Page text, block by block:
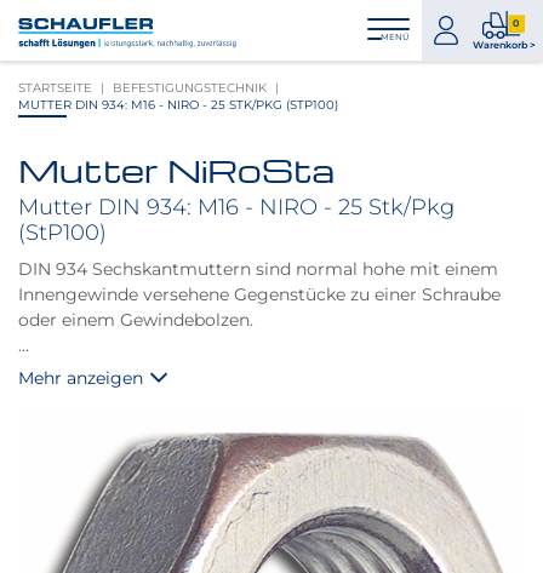
Inhalt
Hauptnavigation
Footernavigation
Logo
Schaufler
verlinkt
zur
MENÜ
zum
Konto
0
Warenkorb >
0
STARTSEITE
BEFESTIGUNGSTECHNIK
MUTTER DIN 934: M16 - NIRO - 25 STK/PKG (STP100)
Produktbilder
Mutter NiRoSta
Mutter DIN 934: M16 - NIRO - 25 Stk/Pkg
(StP100)
DIN 934 Sechskantmuttern sind normal hohe mit einem
Innengewinde versehene Gegenstücke zu einer Schraube
oder einem Gewindebolzen.
Hinweis:
Mehr anzeigen